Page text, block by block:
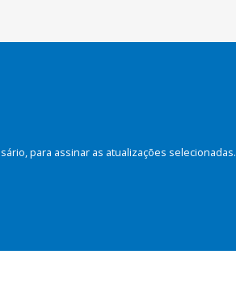
para assinar as atualizações selecionadas.